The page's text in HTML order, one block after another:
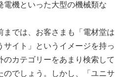
電機といった大型の機械類な
までは、お客さまも「電材堂は
サイト」というイメージを持っ
のカテゴリーをあまり検索して
のでしょう。しかし、「ユニサ